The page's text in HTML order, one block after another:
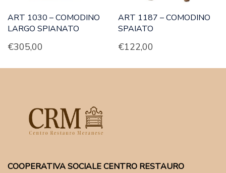
ART 1030 – COMODINO
LARGO SPIANATO
€305,00
ART 1187 – COMODINO
SPAIATO
€122,00
COOPERATIVA SOCIALE CENTRO RESTAURO